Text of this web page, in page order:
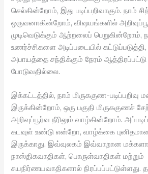
செல்கின்றோம், இது படிப்பறிவாகும். நாம்
ஒருவனாகின்றோம், விஷயங்களில்
முடிவெடுக்கும் ஆற்றலைப் பெறுகின்றோம்,
உணர்ச்சிகளை அடிப்படையில்
அபாயத்தை சந்திக்கும் நேரம்
போடுவதில்லை.
இக்கட்டத்தில், நாம் மிருககுண-படிப்பறிவு
இருக்கின்றோம், ஒரு பகுதி மிருககுணச்
அறிவுப்பூர்வ நீரிலும் வாழ்கின்றோம்.
கடவுள் உண்டு என்றோ, வாழ்க்கை
இருக்காது. இவ்வுலகம் இவ்வாறான
நாஸ்திகவாதிகள், பொருள்வாதிகள் மற்றும்
சுயநிர்ணயவாதிகளால்